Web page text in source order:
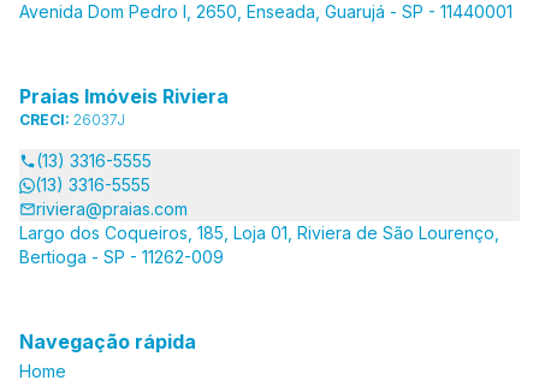
Avenida Dom Pedro I, 2650, Enseada, Guarujá - SP - 11440001
Praias Imóveis Riviera
CRECI: 26037J
(13) 3316-5555
(13) 3316-5555
riviera@praias.com
Largo dos Coqueiros, 185, Loja 01, Riviera de São Lourenço,
Bertioga - SP - 11262-009
Navegação rápida
Home